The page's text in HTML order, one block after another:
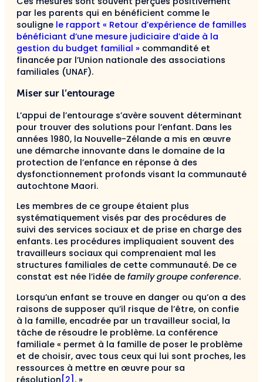
par les parents qui en bénéficient comme le
souligne le rapport « Retour d’expérience de familles
bénéficiant d’une mesure judiciaire d’aide à la
gestion du budget familial » commandité et
financée par l’Union nationale des associations
familiales (UNAF).
Miser sur l’entourage
L’appui de l’entourage s’avère souvent déterminant
pour trouver des solutions pour l’enfant. Dans les
années 1980, la Nouvelle-Zélande a mis en œuvre
une démarche innovante dans le domaine de la
protection de l’enfance en réponse à des
dysfonctionnement profonds visant la communauté
autochtone Maori.
Les membres de ce groupe étaient plus
systématiquement visés par des procédures de
suivi des services sociaux et de prise en charge des
enfants. Les procédures impliquaient souvent des
travailleurs sociaux qui comprenaient mal les
structures familiales de cette communauté. De ce
constat est née l’idée de family groupe conference.
Lorsqu’un enfant se trouve en danger ou qu’on a des
raisons de supposer qu’il risque de l’être, on confie
à la famille, encadrée par un travailleur social, la
tâche de résoudre le problème. La conférence
familiale « permet à la famille de poser le problème
et de choisir, avec tous ceux qui lui sont proches, les
ressources à mettre en œuvre pour sa
résolution [2] . »